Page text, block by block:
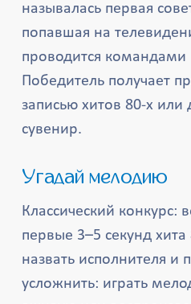
называлась первая
попавшая на
проводится
Победитель получает
записью хитов 80-х или
сувенир.
Угадай мелодию
Классический конкурс:
первые 3–5 секунд
назвать исполнителя
усложнить: играть